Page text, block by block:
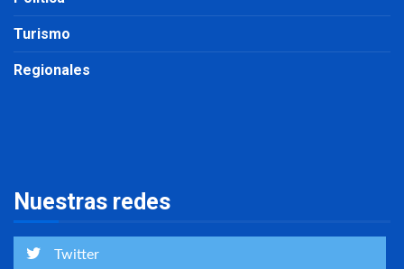
Turismo
Regionales
Nuestras redes
Twitter